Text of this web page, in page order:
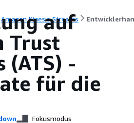
Amazon Kinesis Streams
auf
Trust
(ATS) -
für die
Fokusmodus